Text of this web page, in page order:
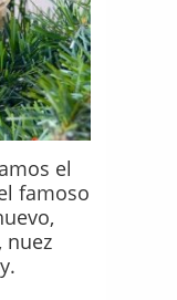
el
famoso
nuez